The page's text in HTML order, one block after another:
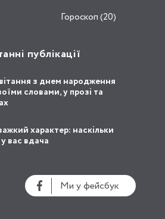
Гороскоп (20)
публікації
з днем народження
словами, у прозі та
характер: наскільки
вас вдача
Ми у фейсбук